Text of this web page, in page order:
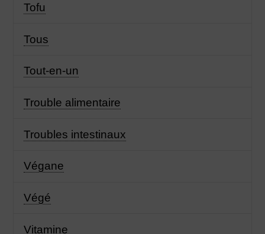
Tofu
Tous
Tout-en-un
Trouble alimentaire
Troubles intestinaux
Végane
Végé
Vitamine